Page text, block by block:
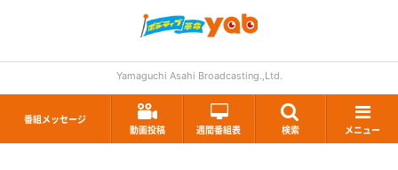
番組メッセージ
動画投稿
週間番組表 検索 メニュー
Yamaguchi Asahi Broadcasting.,Ltd.